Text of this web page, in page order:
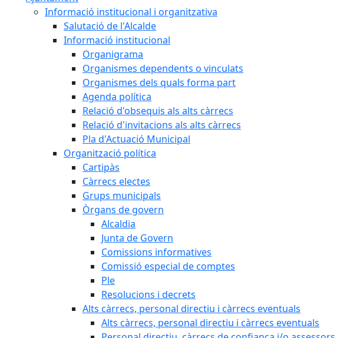
Informació institucional i organitzativa
Salutació de l'Alcalde
Informació institucional
Organigrama
Organismes dependents o vinculats
Organismes dels quals forma part
Agenda política
Relació d'obsequis als alts càrrecs
Relació d'invitacions als alts càrrecs
Pla d'Actuació Municipal
Organització política
Cartipàs
Càrrecs electes
Grups municipals
Òrgans de govern
Alcaldia
Junta de Govern
Comissions informatives
Comissió especial de comptes
Ple
Resolucions i decrets
Alts càrrecs, personal directiu i càrrecs eventuals
Alts càrrecs, personal directiu i càrrecs eventuals